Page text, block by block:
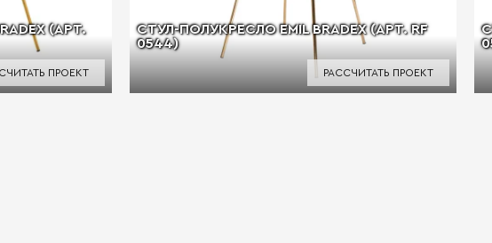
(АРТ.
ПРОЕКТ
СТУЛ-ПОЛУКРЕСЛО EMIL BRADEX (АРТ. RF
0544)
РАССЧИТАТЬ ПРОЕКТ